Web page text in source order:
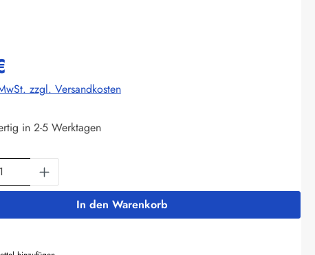
zzgl. Versandkosten
in 2-5 Werktagen
Anzahl: Gib den gewünschten Wert ein
In den Warenkorb